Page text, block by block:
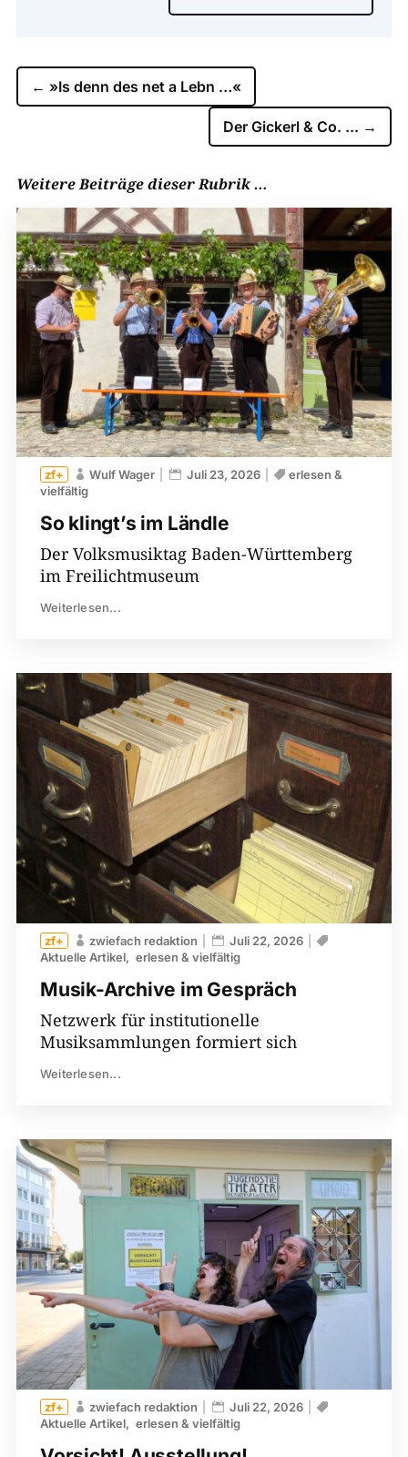
← »Is denn des net a Lebn …«
Der Gickerl & Co. ... →
Weitere Beiträge dieser Rubrik …
So klingt’s im Ländle
Wulf Wager Juli 23, 2026
erlesen &
vielfältig
Der Volksmusiktag Baden-Württemberg
im Freilichtmuseum
Weiterlesen...
Musik-Archive im Gespräch
zwiefach redaktion
Juli 22, 2026
Aktuelle Artikel
erlesen & vielfältig
Netzwerk für institutionelle
Musiksammlungen formiert sich
Weiterlesen...
zwiefach redaktion
Juli 22, 2026
Aktuelle Artikel
erlesen & vielfältig